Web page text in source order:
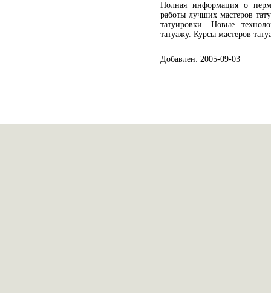
Полная информация о
работы лучших мастеров
татуировки. Новые
татуажу. Курсы мастеров
Добавлен: 2005-09-03